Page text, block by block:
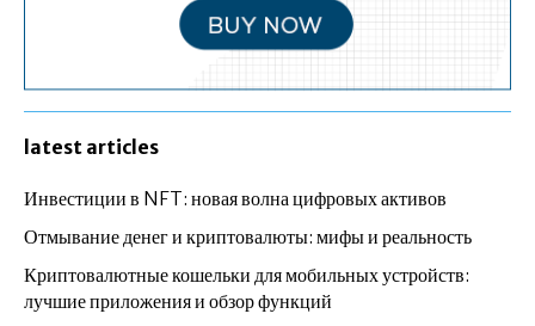
latest articles
Инвестиции в NFT: новая волна цифровых активов
Отмывание денег и криптовалюты: мифы и реальность
Криптовалютные кошельки для мобильных устройств:
лучшие приложения и обзор функций